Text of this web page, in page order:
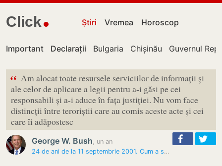
Click Știri Vremea Horoscop
Important Declarații Bulgaria Chișinău Guvernul
“ Am alocat toate resursele serviciilor de informații și
ale celor de aplicare a legii pentru a-i găsi pe cei
responsabili și a-i aduce în fața justiției. Nu vom face
distincții între teroriștii care au comis aceste acte și cei
care îi adăpostesc
George W. Bush, un an
24 de ani de la 11 septembrie 2001. Cum a schimbat lumea atacul…